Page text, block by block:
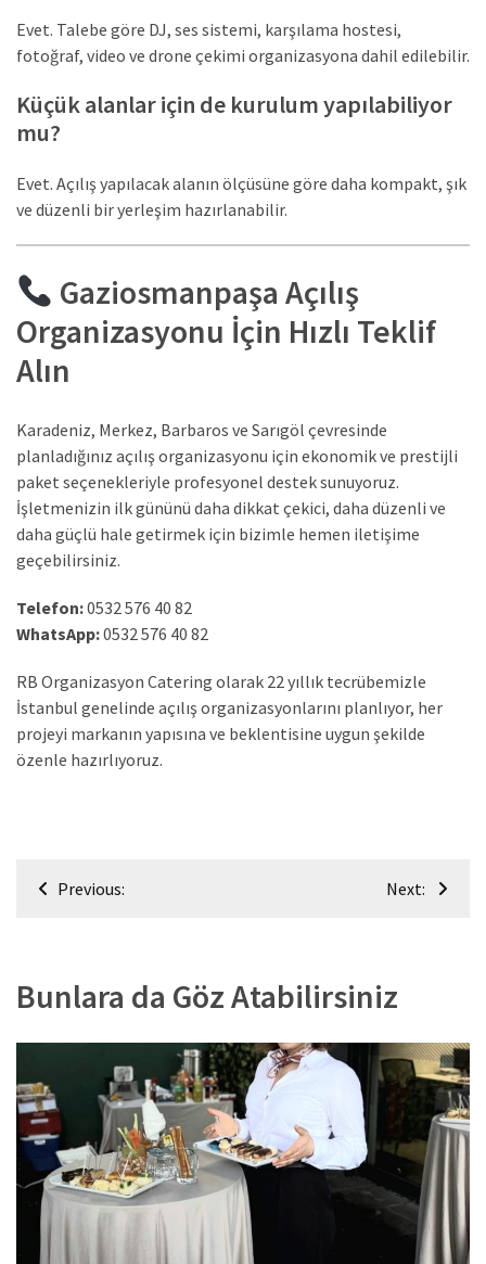
Evet. Talebe göre DJ, ses sistemi, karşılama hostesi,
fotoğraf, video ve drone çekimi organizasyona dahil edilebilir.
Küçük alanlar için de kurulum yapılabiliyor
mu?
Evet. Açılış yapılacak alanın ölçüsüne göre daha kompakt, şık
ve düzenli bir yerleşim hazırlanabilir.
Gaziosmanpaşa Açılış
Organizasyonu İçin Hızlı Teklif
Alın
Karadeniz, Merkez, Barbaros ve Sarıgöl çevresinde
planladığınız açılış organizasyonu için ekonomik ve prestijli
paket seçenekleriyle profesyonel destek sunuyoruz.
İşletmenizin ilk gününü daha dikkat çekici, daha düzenli ve
daha güçlü hale getirmek için bizimle hemen iletişime
geçebilirsiniz.
Telefon:0532 576 40 82
WhatsApp:0532 576 40 82
RB Organizasyon Catering olarak 22 yıllık tecrübemizle
İstanbul genelinde açılış organizasyonlarını planlıyor, her
projeyi markanın yapısına ve beklentisine uygun şekilde
özenle hazırlıyoruz.
YazıPrevious: Next:
Bunlara da Göz Atabilirsiniz